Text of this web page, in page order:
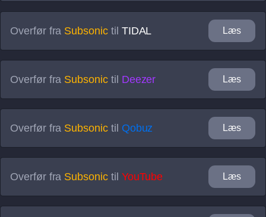
Overfør fra Subsonictil TIDAL Læs
Overfør fra Subsonictil Deezer Læs
Overfør fra Subsonictil Qobuz Læs
Overfør fra Subsonictil YouTube Læs